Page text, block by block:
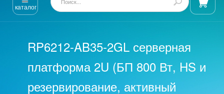
каталог
RP6212-AB35-2GL серверная
платформа 2U (БП 800 Вт, HS и
резервирование, активный